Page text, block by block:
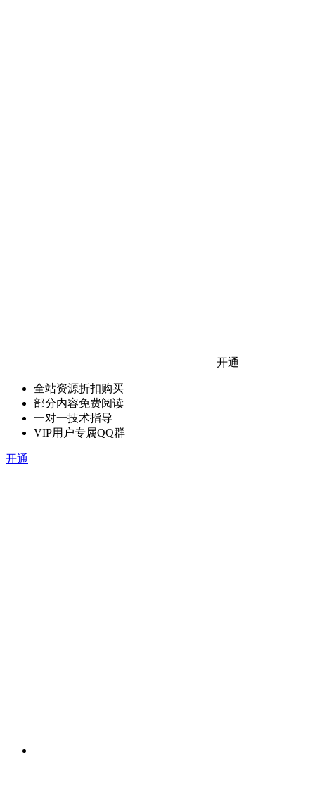
开通
全站资源折扣购买
部分内容免费阅读
一对一技术指导
VIP用户专属QQ群
开通